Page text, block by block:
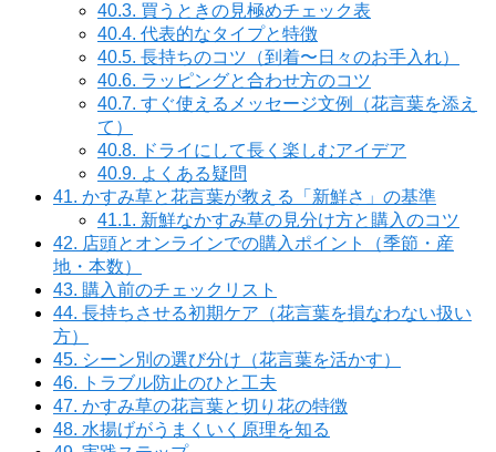
40.3. 買うときの見極めチェック表
40.4. 代表的なタイプと特徴
40.5. 長持ちのコツ（到着〜日々のお手入れ）
40.6. ラッピングと合わせ方のコツ
40.7. すぐ使えるメッセージ文例（花言葉を添え
て）
40.8. ドライにして長く楽しむアイデア
40.9. よくある疑問
41. かすみ草と花言葉が教える「新鮮さ」の基準
41.1. 新鮮なかすみ草の見分け方と購入のコツ
42. 店頭とオンラインでの購入ポイント（季節・産
地・本数）
43. 購入前のチェックリスト
44. 長持ちさせる初期ケア（花言葉を損なわない扱い
方）
45. シーン別の選び分け（花言葉を活かす）
46. トラブル防止のひと工夫
47. かすみ草の花言葉と切り花の特徴
48. 水揚げがうまくいく原理を知る